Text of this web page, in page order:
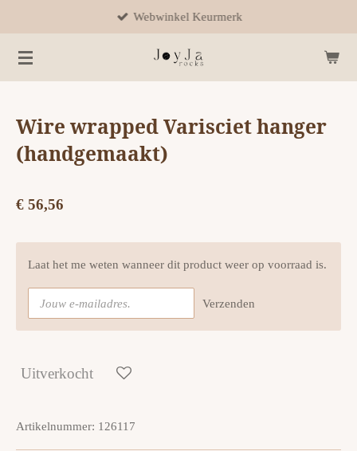
naar
de
Webwinkel Keurmerk
Wire wrapped Varisciet hanger
(handgemaakt)
€ 56,56
Laat het me weten wanneer dit product weer op voorraad is.
Verzenden
Uitverkocht
Artikelnummer: 126117